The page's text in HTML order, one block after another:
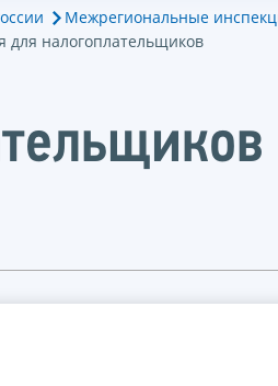
Межрегиональные
для налогоплательщиков